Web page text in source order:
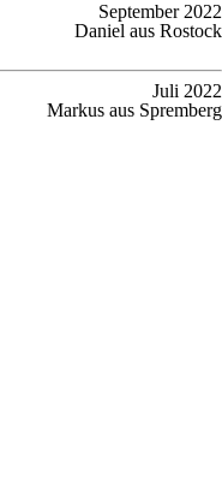
September 2022
Daniel aus Rostock
Juli 2022
Markus aus Spremberg